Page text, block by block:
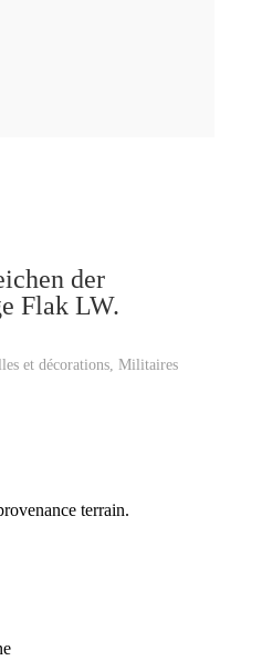
der
Flak LW.
et décorations, Militaires
terrain.